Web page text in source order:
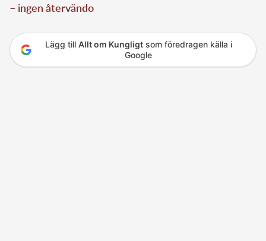
– ingen återvändo
Lägg till Allt om Kungligtsom föredragen källa i
Google